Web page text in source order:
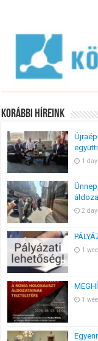
Korábbi Híreink
1
2
1
1